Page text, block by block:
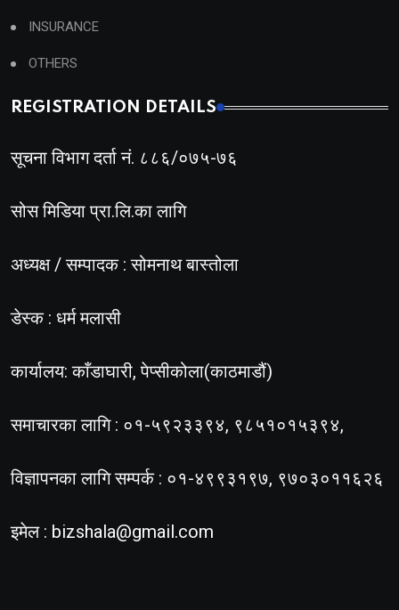
INSURANCE
OTHERS
REGISTRATION DETAILS
सूचना विभाग दर्ता नं. ८८६/०७५-७६
सोस मिडिया प्रा.लि.का लागि
अध्यक्ष / सम्पादक : सोमनाथ बास्तोला
डेस्क : धर्म मलासी
कार्यालय: काँडाघारी, पेप्सीकोला(काठमाडौं)
समाचारका लागि : ०१-५९२३३९४, ९८५१०१५३९४,
विज्ञापनका लागि सम्पर्क : ०१-४९९३१९७, ९७०३०११६२६
इमेल : bizshala@gmail.com